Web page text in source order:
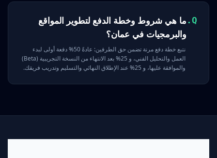
Q. ما هي شروط وخطة الدفع لتطوير المواقع
والبرمجيات في عمان؟
نتبع خطة دفع مرنة تضمن حق الطرفين: عادةً 50% دفعة أولى لبدء
العمل والتحليل الفني، و 25% بعد الانتهاء من النسخة التجريبية (Beta)
والموافقة عليها، و 25% عند الإطلاق النهائي والتسليم وتدريب فريقك.